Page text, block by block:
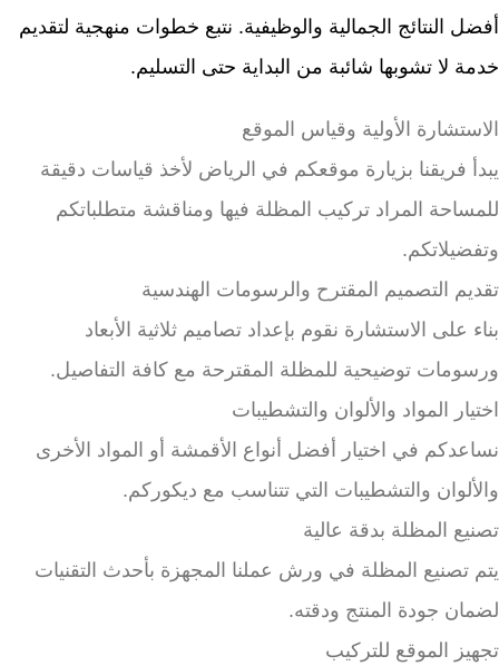
أفضل النتائج الجمالية والوظيفية. نتبع خطوات منهجية لتقديم
خدمة لا تشوبها شائبة من البداية حتى التسليم.
الاستشارة الأولية وقياس الموقع
يبدأ فريقنا بزيارة موقعكم في الرياض لأخذ قياسات دقيقة
للمساحة المراد تركيب المظلة فيها ومناقشة متطلباتكم
وتفضيلاتكم.
تقديم التصميم المقترح والرسومات الهندسية
بناء على الاستشارة نقوم بإعداد تصاميم ثلاثية الأبعاد
ورسومات توضيحية للمظلة المقترحة مع كافة التفاصيل.
اختيار المواد والألوان والتشطيبات
نساعدكم في اختيار أفضل أنواع الأقمشة أو المواد الأخرى
والألوان والتشطيبات التي تتناسب مع ديكوركم.
تصنيع المظلة بدقة عالية
يتم تصنيع المظلة في ورش عملنا المجهزة بأحدث التقنيات
لضمان جودة المنتج ودقته.
تجهيز الموقع للتركيب